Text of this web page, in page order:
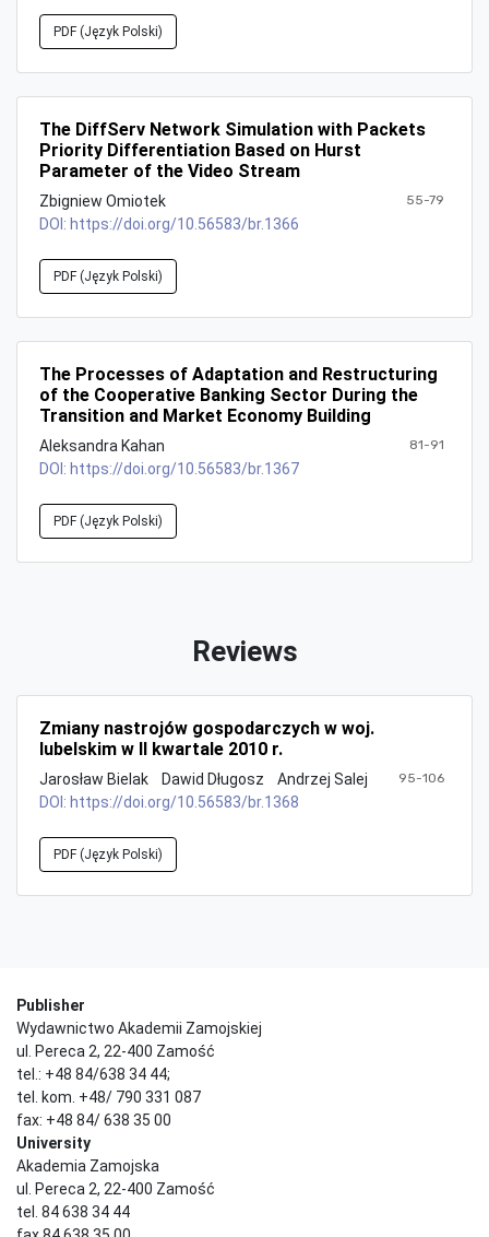
PDF (Język Polski)
The DiffServ Network Simulation with Packets
Priority Differentiation Based on Hurst
Parameter of the Video Stream
Zbigniew Omiotek 55-79
DOI: https://doi.org/10.56583/br.1366
PDF (Język Polski)
The Processes of Adaptation and Restructuring
of the Cooperative Banking Sector During the
Transition and Market Economy Building
Aleksandra Kahan 81-91
DOI: https://doi.org/10.56583/br.1367
PDF (Język Polski)
Reviews
Zmiany nastrojów gospodarczych w woj.
lubelskim w II kwartale 2010 r.
Jarosław Bielak Dawid Długosz Andrzej Salej 95-106
DOI: https://doi.org/10.56583/br.1368
PDF (Język Polski)
Publisher
Wydawnictwo Akademii Zamojskiej
ul. Pereca 2, 22-400 Zamość
tel.: +48 84/638 34 44;
tel. kom. +48/ 790 331 087
fax: +48 84/ 638 35 00
University
Akademia Zamojska
ul. Pereca 2, 22-400 Zamość
tel. 84 638 34 44